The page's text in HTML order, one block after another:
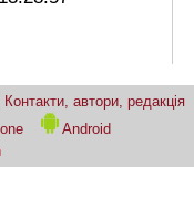
Контакти, автори, редакція
Android